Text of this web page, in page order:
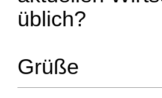
üblich?
Grüße